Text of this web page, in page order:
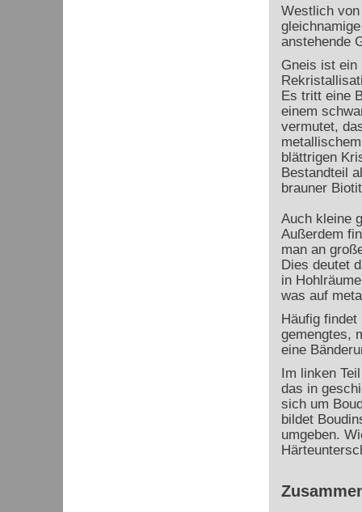
Westlich
anstehende
Gneis ist ein
Es tritt eine
einem
vermutet,
blättrigen
Bestandteil
brauner
Auch kleine
Außerdem
man an
Dies deutet
in
was auf
Häufig
gemengtes,
eine
Im linken
das in
sich um
bildet
umgeben.